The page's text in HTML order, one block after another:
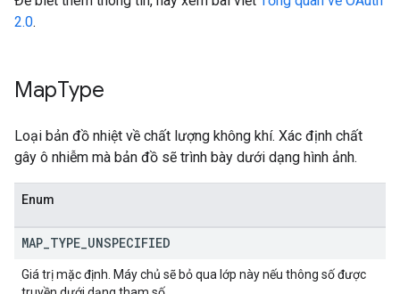
2.0.
MapType
Loại bản đồ nhiệt về chất lượng không khí. Xác định chất
gây ô nhiễm mà bản đồ sẽ trình bày dưới dạng hình ảnh.
Enum
MAP TYPE UNSPECIFIED
Giá trị mặc định. Máy chủ sẽ bỏ qua lớp này nếu thông số được